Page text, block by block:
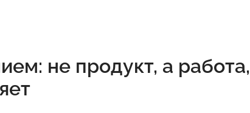
не продукт, а работа,